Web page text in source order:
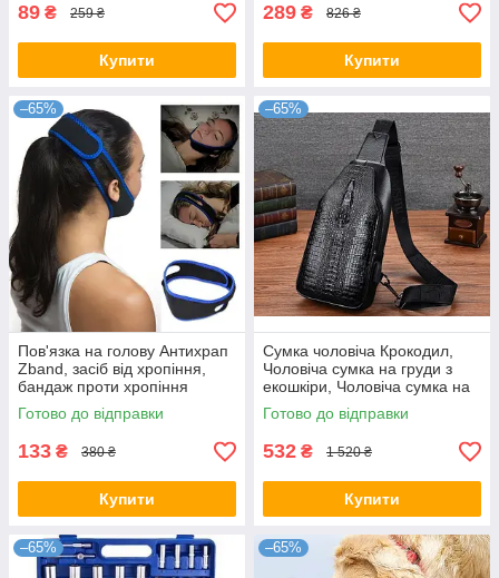
89 ₴ 259 ₴
Купити
289 ₴ 826 ₴
Купити
–65%
Пов'язка на голову Антихрап
Zband, засіб від хропіння,
бандаж проти хропіння
Готово до відправки
133 ₴ 380 ₴
Купити
–65%
Сумка чоловіча Крокодил,
Чоловіча сумка на груди з
екошкіри, Чоловіча сумка на
груди
Готово до відправки
532 ₴ 1 520 ₴
Купити
–65% –65%